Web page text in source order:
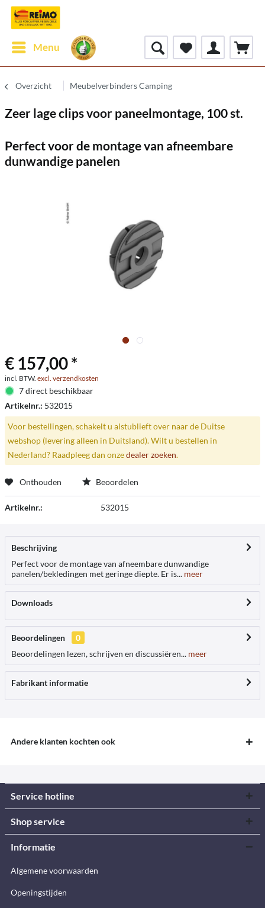
Menu
Overzicht Meubelverbinders Camping
Zeer lage clips voor paneelmontage, 100 st.
Perfect voor de montage van afneembare
dunwandige panelen
€ 157,00 *
incl. BTW. excl. verzendkosten
7 direct beschikbaar
Artikelnr.: 532015
Voor bestellingen, schakelt u alstublieft over naar de Duitse
webshop (levering alleen in Duitsland). Wilt u bestellen in
Nederland? Raadpleeg dan onzedealer zoeken.
Onthouden Beoordelen
Artikelnr.: 532015
Beschrijving
Perfect voor de montage van afneembare dunwandige
panelen/bekledingen met geringe diepte. Er is... meer
Downloads
Beoordelingen
0
Beoordelingen lezen, schrijven en discussiëren... meer
Fabrikant informatie
Andere klanten kochten ook
Service hotline
Shop service
Informatie
Algemene voorwaarden
Openingstijden